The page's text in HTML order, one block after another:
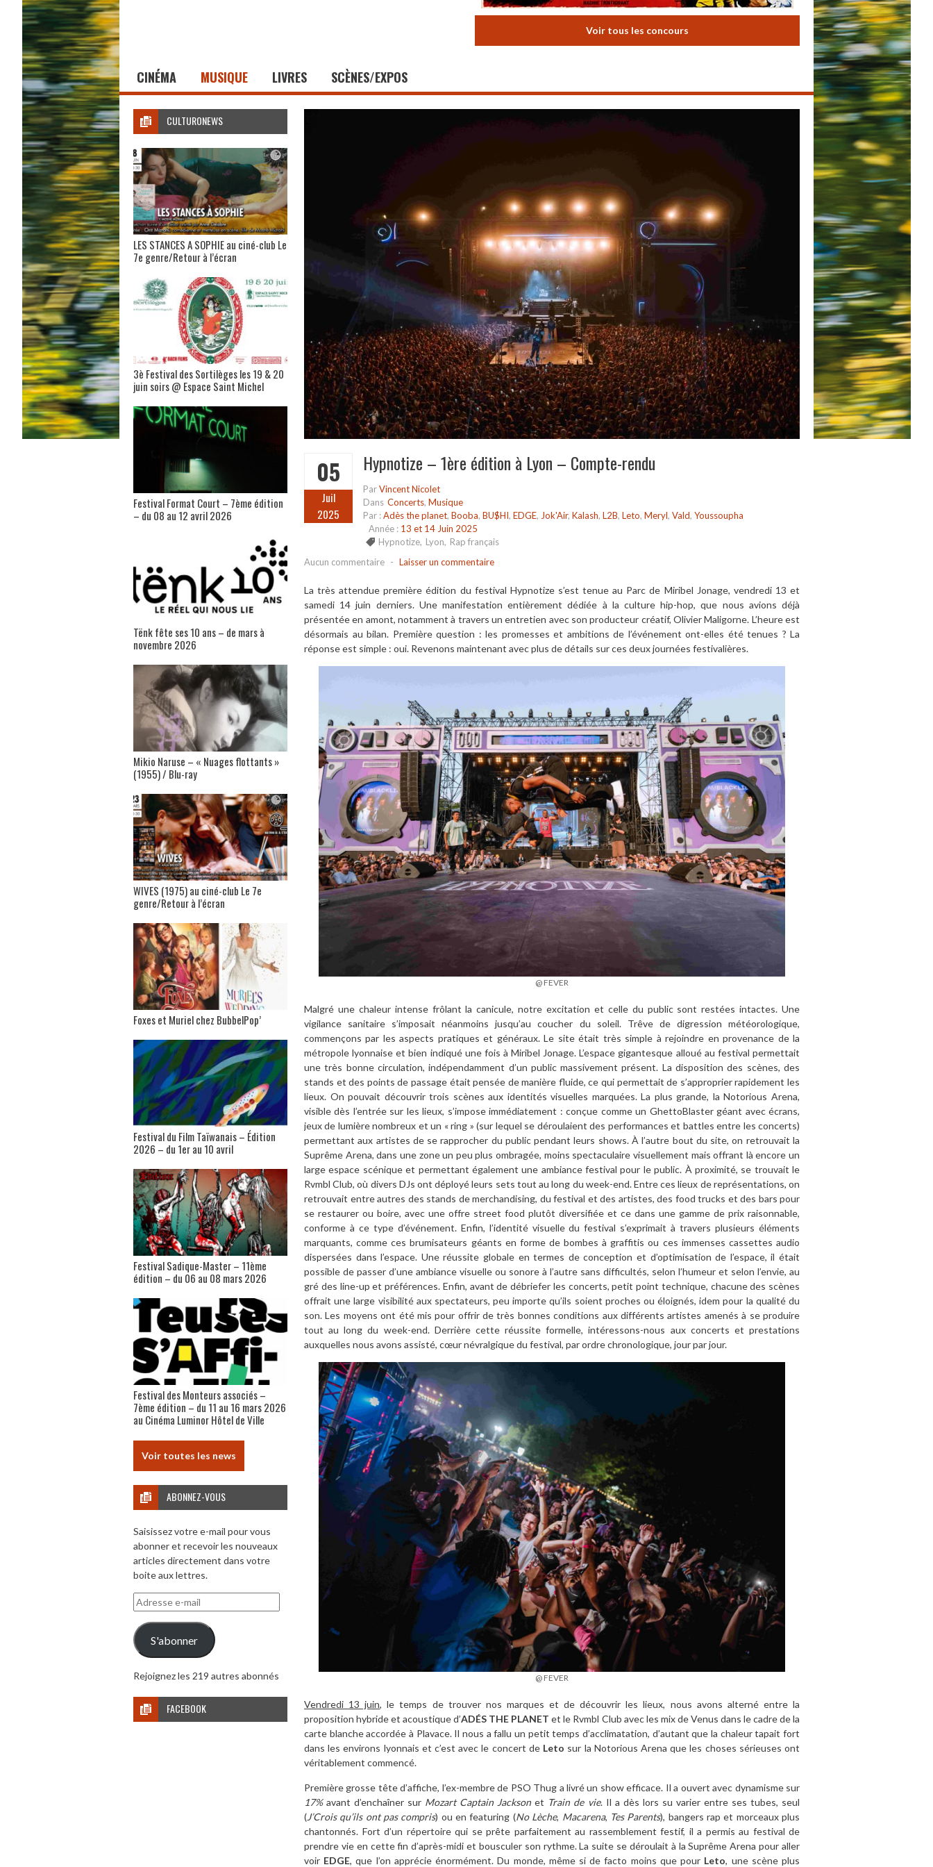
Voir tous les concours
CINÉMA MUSIQUE LIVRES SCÈNES/EXPOS
05
Juil
2025
Hypnotize – 1ère édition à Lyon – Compte-rendu
ParVincent Nicolet
Dans Concerts, Musique
Par :Adès the planet, Booba, BU$HI, EDGE, Jok'Air, Kalash, L2B, Leto, Meryl, Vald, Youssoupha
Année : 13 et 14 Juin 2025
Hypnotize, Lyon, Rap français
Aucun commentaire - Laisser un commentaire
La très attendue première édition du festival Hypnotize s’est tenue au Parc de Miribel Jonage, vendredi 13 et
samedi 14 juin derniers. Une manifestation entièrement dédiée à la culture hip-hop, que nous avions déjà
présentée en amont, notamment à travers un entretien avec son producteur créatif, Olivier Maligorne. L’heure est
désormais au bilan. Première question : les promesses et ambitions de l’événement ont-elles été tenues ? La
réponse est simple : oui. Revenons maintenant avec plus de détails sur ces deux journées festivalières.
@ FEVER
Malgré une chaleur intense frôlant la canicule, notre excitation et celle du public sont restées intactes. Une
vigilance sanitaire s’imposait néanmoins jusqu’au coucher du soleil. Trêve de digression météorologique,
commençons par les aspects pratiques et généraux. Le site était très simple à rejoindre en provenance de la
métropole lyonnaise et bien indiqué une fois à Miribel Jonage. L’espace gigantesque alloué au festival permettait
une très bonne circulation, indépendamment d’un public massivement présent. La disposition des scènes, des
stands et des points de passage était pensée de manière fluide, ce qui permettait de s’approprier rapidement les
lieux. On pouvait découvrir trois scènes aux identités visuelles marquées. La plus grande, la Notorious Arena,
visible dès l’entrée sur les lieux, s’impose immédiatement : conçue comme un GhettoBlaster géant avec écrans,
jeux de lumière nombreux et un « ring » (sur lequel se déroulaient des performances et battles entre les concerts)
permettant aux artistes de se rapprocher du public pendant leurs shows. À l’autre bout du site, on retrouvait la
Suprême Arena, dans une zone un peu plus ombragée, moins spectaculaire visuellement mais offrant là encore un
large espace scénique et permettant également une ambiance festival pour le public. À proximité, se trouvait le
Rvmbl Club, où divers DJs ont déployé leurs sets tout au long du week-end. Entre ces lieux de représentations, on
retrouvait entre autres des stands de merchandising, du festival et des artistes, des food trucks et des bars pour
se restaurer ou boire, avec une offre street food plutôt diversifiée et ce dans une gamme de prix raisonnable,
conforme à ce type d’événement. Enfin, l’identité visuelle du festival s’exprimait à travers plusieurs éléments
marquants, comme ces brumisateurs géants en forme de bombes à graffitis ou ces immenses cassettes audio
dispersées dans l’espace. Une réussite globale en termes de conception et d’optimisation de l’espace, il était
possible de passer d’une ambiance visuelle ou sonore à l’autre sans difficultés, selon l’humeur et selon l’envie, au
gré des line-up et préférences. Enfin, avant de débriefer les concerts, petit point technique, chacune des scènes
offrait une large visibilité aux spectateurs, peu importe qu’ils soient proches ou éloignés, idem pour la qualité du
son. Les moyens ont été mis pour offrir de très bonnes conditions aux différents artistes amenés à se produire
tout au long du week-end. Derrière cette réussite formelle, intéressons-nous aux concerts et prestations
auxquelles nous avons assisté, cœur névralgique du festival, par ordre chronologique, jour par jour.
@ FEVER
Vendredi 13 juin, le temps de trouver nos marques et de découvrir les lieux, nous avons alterné entre la
proposition hybride et acoustique d’ADÉS THE PLANET et le Rvmbl Club avec les mix de Venus dans le cadre de la
carte blanche accordée à Plavace. Il nous a fallu un petit temps d’acclimatation, d’autant que la chaleur tapait fort
dans les environs lyonnais et c’est avec le concert de Leto sur la Notorious Arena que les choses sérieuses ont
véritablement commencé.
Première grosse tête d’affiche, l’ex-membre de PSO Thug a livré un show efficace. Il a ouvert avec dynamisme sur
17%avant d’enchaîner sur Mozart Captain Jacksonet Train de vie. Il a dès lors su varier entre ses tubes, seul
(J’Crois qu’ils ont pas compris) ou en featuring (No Lèche, Macarena, Tes Parents), bangers rap et morceaux plus
chantonnés. Fort d’un répertoire qui se prête parfaitement au rassemblement festif, il a permis au festival de
prendre vie en cette fin d’après-midi et bousculer son rythme. La suite se déroulait à la Suprême Arena pour aller
voir EDGE, que l’on apprécie énormément. Du monde, même si de facto moins que pour Leto, une scène plus
CULTURONEWS
LES STANCES A SOPHIE au ciné-club Le
7e genre/Retour à l’écran
3è Festival des Sortilèges les 19 & 20
juin soirs @ Espace Saint Michel
Festival Format Court – 7ème édition
– du 08 au 12 avril 2026
Tënk fête ses 10 ans – de mars à
novembre 2026
Mikio Naruse – « Nuages flottants »
(1955) / Blu-ray
WIVES (1975) au ciné-club Le 7e
genre/Retour à l’écran
Foxes et Muriel chez BubbelPop’
Festival du Film Taïwanais – Édition
2026 – du 1er au 10 avril
Festival Sadique-Master – 11ème
édition – du 06 au 08 mars 2026
Festival des Monteurs associés –
7ème édition – du 11 au 16 mars 2026
au Cinéma Luminor Hôtel de Ville
Voir toutes les news
ABONNEZ-VOUS
Saisissez votre e-mail pour vous
abonner et recevoir les nouveaux
articles directement dans votre
boite aux lettres.
Adresse
e-
mail
S'abonner
Rejoignez les 219 autres abonnés
FACEBOOK